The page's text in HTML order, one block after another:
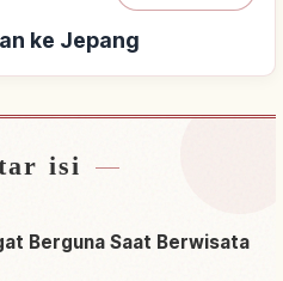
ke Jepang
dekat Jepang
di Jepang↗
isi
Berguna Saat Berwisata